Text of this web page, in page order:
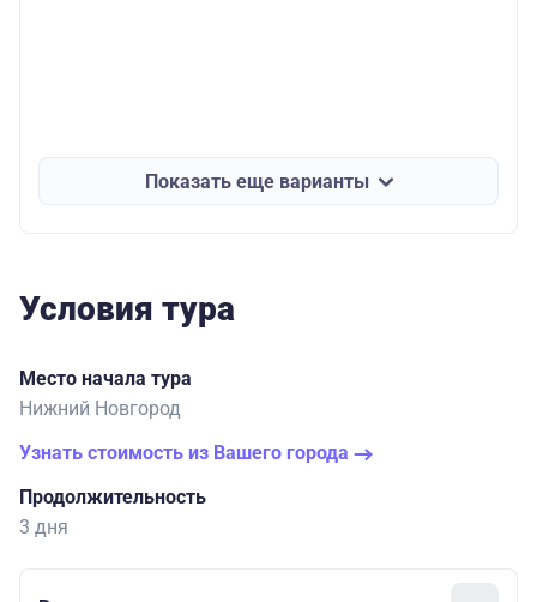
Показать еще варианты
Условия тура
Место начала тура
Нижний Новгород
Узнать стоимость из Вашего города
Продолжительность
3 дня